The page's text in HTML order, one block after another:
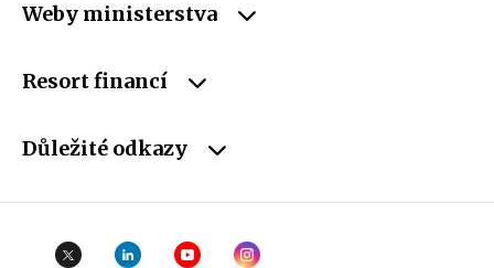
Weby ministerstva
Resort financí
Důležité odkazy